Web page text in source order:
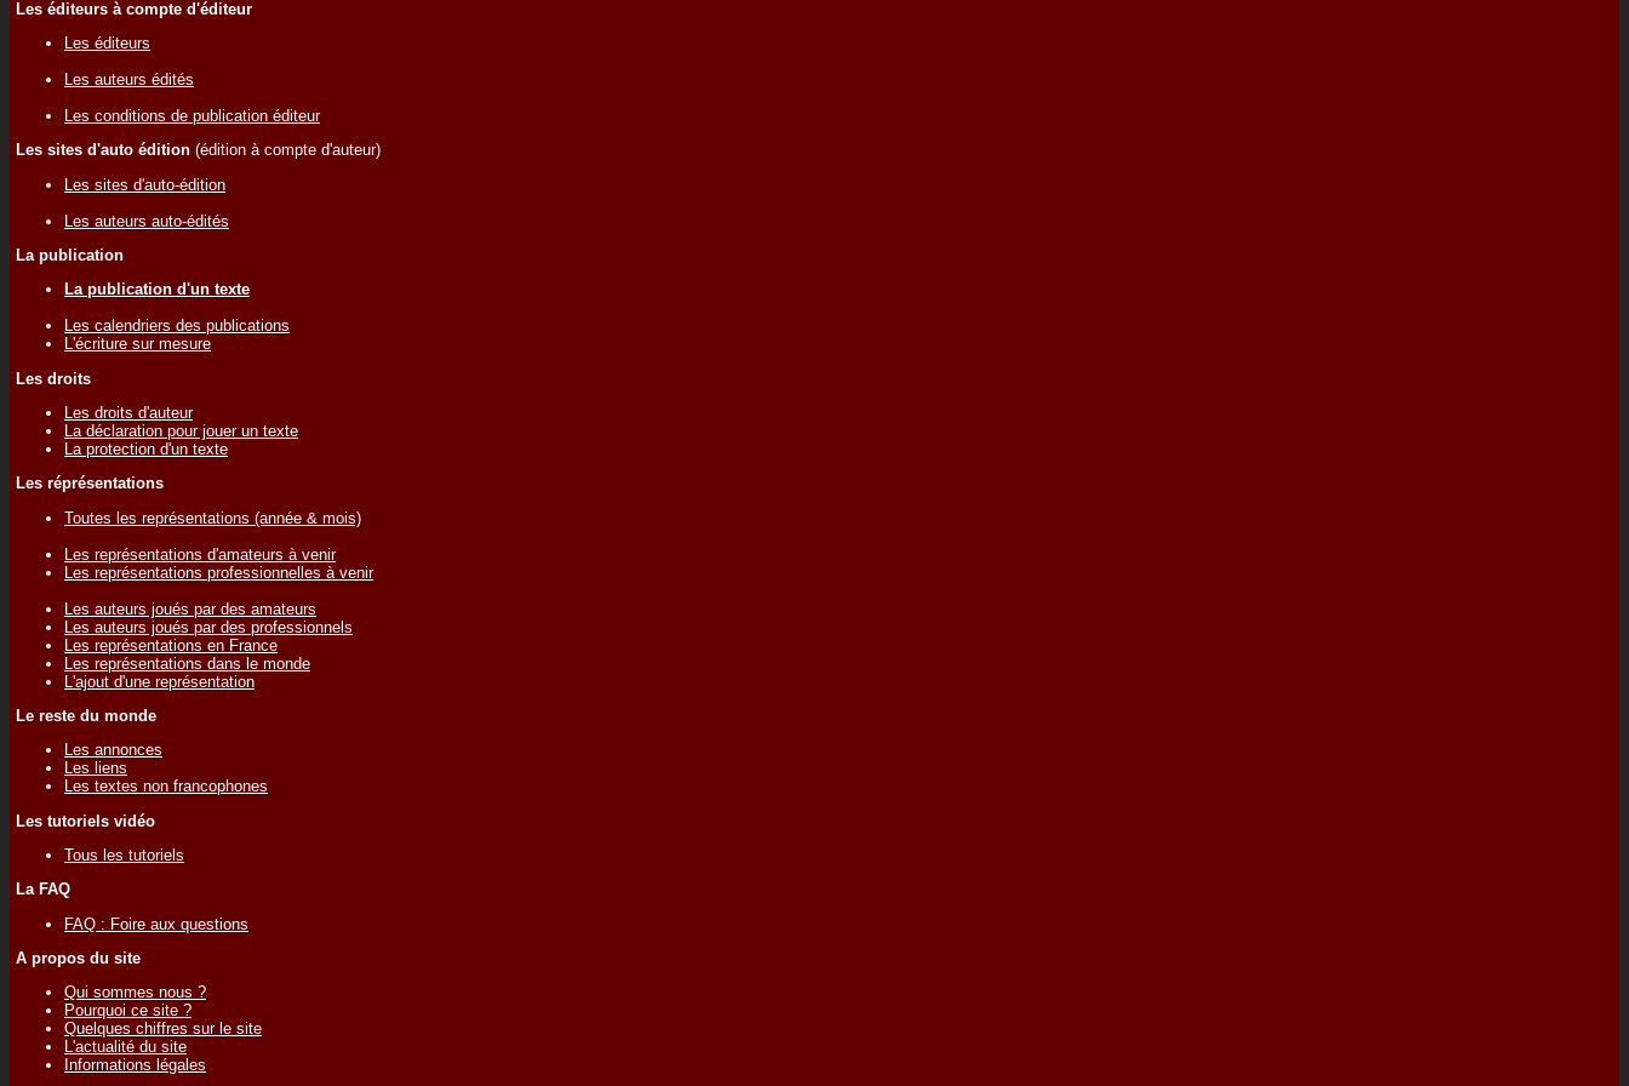
Les éditeurs à compte d'éditeur
Les éditeurs
Les auteurs édités
Les conditions de publication éditeur
Les sites d'auto édition (édition à compte d'auteur)
Les sites d'auto-édition
Les auteurs auto-édités
La publication
La publication d'un texte
Les calendriers des publications
L'écriture sur mesure
Les droits
Les droits d'auteur
La déclaration pour jouer un texte
La protection d'un texte
Les réprésentations
Toutes les représentations (année & mois)
Les représentations d'amateurs à venir
Les représentations professionnelles à venir
Les auteurs joués par des amateurs
Les auteurs joués par des professionnels
Les représentations en France
Les représentations dans le monde
L'ajout d'une représentation
Le reste du monde
Les annonces
Les liens
Les textes non francophones
Les tutoriels vidéo
Tous les tutoriels
La FAQ
FAQ : Foire aux questions
A propos du site
Qui sommes nous ?
Pourquoi ce site ?
Quelques chiffres sur le site
L'actualité du site
Informations légales